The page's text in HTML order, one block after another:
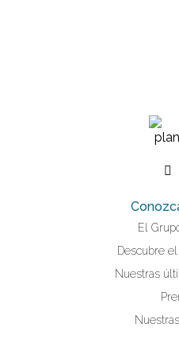
El
Descubre
Nuestras